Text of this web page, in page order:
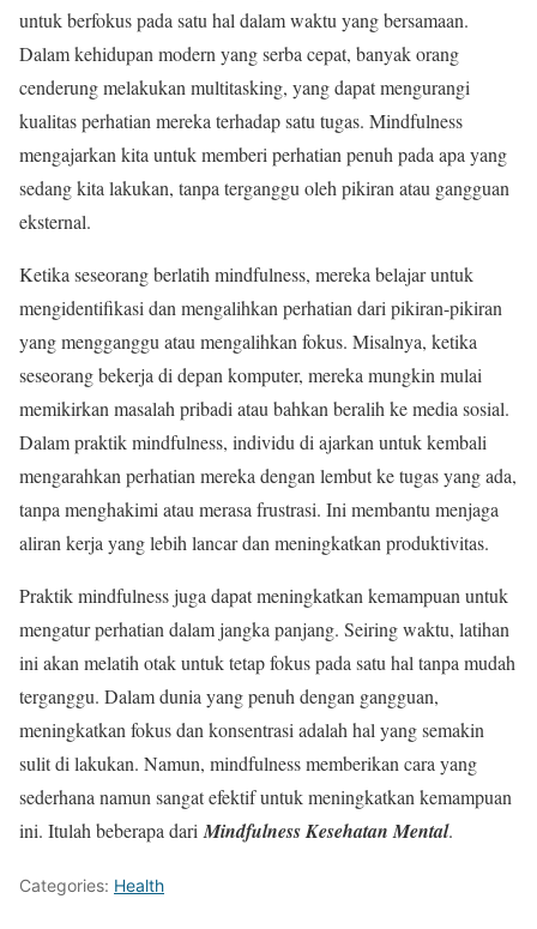
untuk berfokus pada satu hal dalam waktu yang bersamaan.
Dalam kehidupan modern yang serba cepat, banyak orang
cenderung melakukan multitasking, yang dapat mengurangi
kualitas perhatian mereka terhadap satu tugas. Mindfulness
mengajarkan kita untuk memberi perhatian penuh pada apa yang
sedang kita lakukan, tanpa terganggu oleh pikiran atau gangguan
eksternal.
Ketika seseorang berlatih mindfulness, mereka belajar untuk
mengidentifikasi dan mengalihkan perhatian dari pikiran-pikiran
yang mengganggu atau mengalihkan fokus. Misalnya, ketika
seseorang bekerja di depan komputer, mereka mungkin mulai
memikirkan masalah pribadi atau bahkan beralih ke media sosial.
Dalam praktik mindfulness, individu di ajarkan untuk kembali
mengarahkan perhatian mereka dengan lembut ke tugas yang ada,
tanpa menghakimi atau merasa frustrasi. Ini membantu menjaga
aliran kerja yang lebih lancar dan meningkatkan produktivitas.
Praktik mindfulness juga dapat meningkatkan kemampuan untuk
mengatur perhatian dalam jangka panjang. Seiring waktu, latihan
ini akan melatih otak untuk tetap fokus pada satu hal tanpa mudah
terganggu. Dalam dunia yang penuh dengan gangguan,
meningkatkan fokus dan konsentrasi adalah hal yang semakin
sulit di lakukan. Namun, mindfulness memberikan cara yang
sederhana namun sangat efektif untuk meningkatkan kemampuan
ini. Itulah beberapa dari Mindfulness Kesehatan Mental.
Categories: Health